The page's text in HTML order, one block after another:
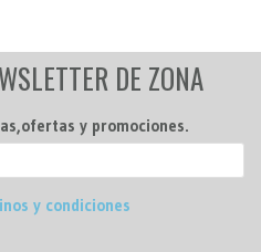
DE ZONA
y promociones.
y condiciones